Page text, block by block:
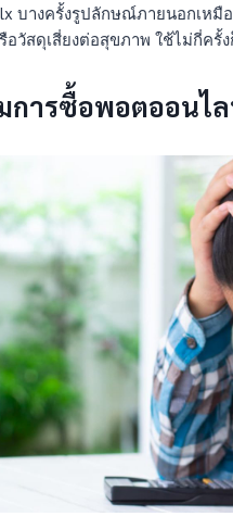
บางครั้งรูปลักษณ์ภายนอกเหมื
อวัสดุเสี่ยงต่อสุขภาพ ใช้ไม่กี่ค
การซื้อพอตออนไล